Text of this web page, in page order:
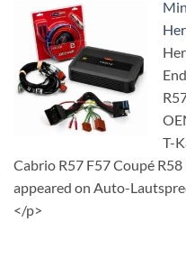
T-
Cabrio R57 F57 Coupé
appeared on Auto-
</p>